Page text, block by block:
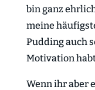
bin ganz
meine
Pudding auch
Motivation
Wenn ihr aber